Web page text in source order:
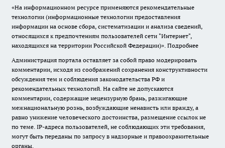
«На информационном ресурсе применяются рекомендательные
технологии (информационные технологии предоставления
информации на основе сбора, систематизации и анализа сведений,
относящихся к предпочтениям пользователей сети "Интернет",
находящихся на территории Российской Федерации)». Подробнее
Администрация портала оставляет за собой право модерировать
комментарии, исходя из соображений сохранения конструктивности
обсуждения тем и соблюдения законодательства РФ и
рекомендательных технологий. На сайте не допускаются
комментарии, содержащие нецензурную брань, разжигающие
межнациональную рознь, возбуждающие ненависть или вражду, а
равно унижение человеческого достоинства, размещение ссылок не
по теме. IP-адреса пользователей, не соблюдающих эти требования,
могут быть переданы по запросу в надзорные и правоохранительные
органы.